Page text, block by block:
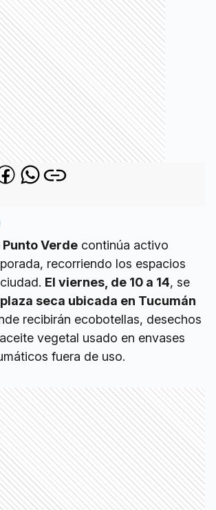
Verde continúa activo
recorriendo los espacios
El viernes, de 10 a 14, se
plaza seca ubicada en Tucumán
recibirán ecobotellas, desechos
vegetal usado en envases
fuera de uso.